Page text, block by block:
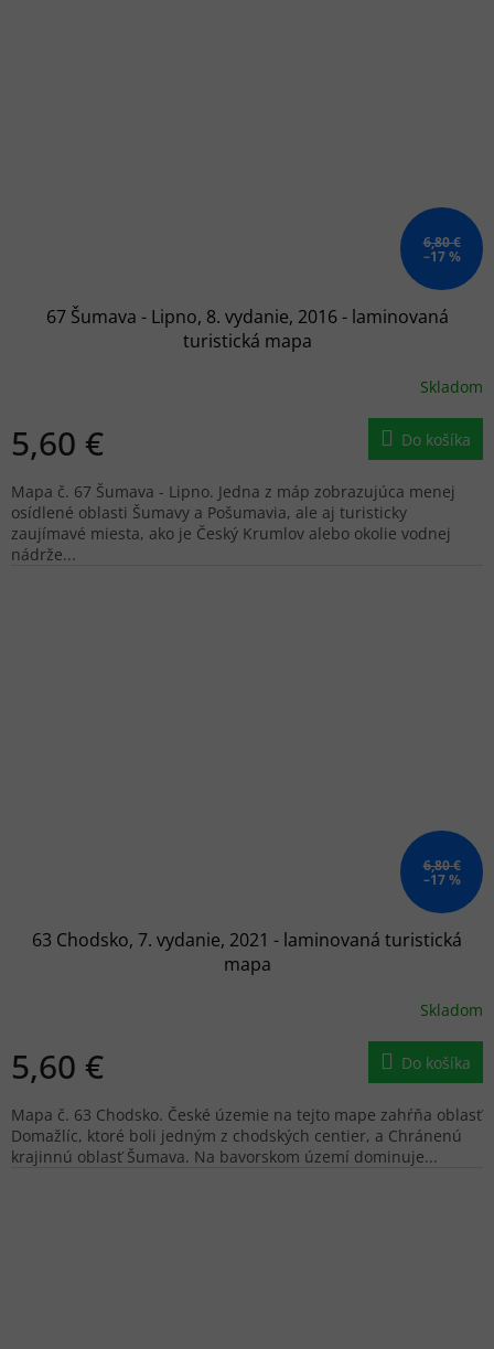
6,80 €
–17 %
67 Šumava - Lipno, 8. vydanie, 2016 - laminovaná
turistická mapa
Skladom
5,60 € Do košíka
Mapa č. 67 Šumava - Lipno. Jedna z máp zobrazujúca menej
osídlené oblasti Šumavy a Pošumavia, ale aj turisticky
zaujímavé miesta, ako je Český Krumlov alebo okolie vodnej
nádrže...
6,80 €
–17 %
63 Chodsko, 7. vydanie, 2021 - laminovaná turistická
mapa
Skladom
5,60 € Do košíka
Mapa č. 63 Chodsko. České územie na tejto mape zahŕňa oblasť
Domažlíc, ktoré boli jedným z chodských centier, a Chránenú
krajinnú oblasť Šumava. Na bavorskom území dominuje...